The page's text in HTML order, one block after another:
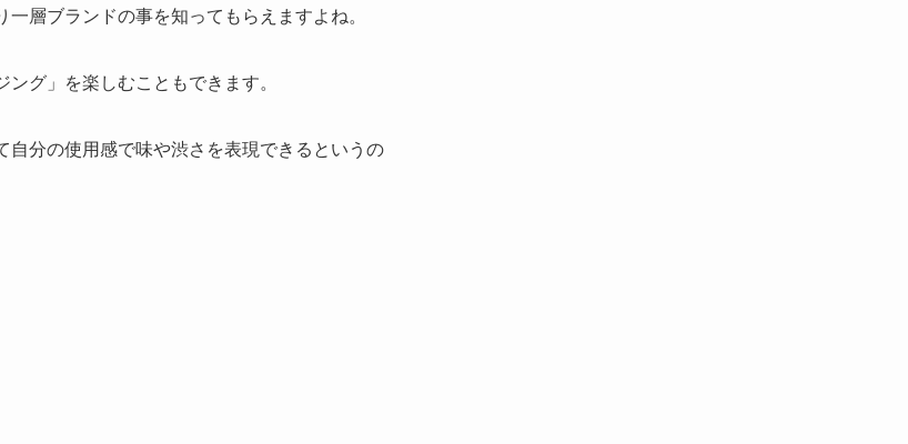
層ブランドの事を知ってもらえますよね。
グ」を楽しむこともできます。
分の使用感で味や渋さを表現できるというの